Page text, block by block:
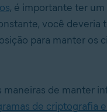
, é importante ter um
você deveria
para manter os
de manter
de criptografia